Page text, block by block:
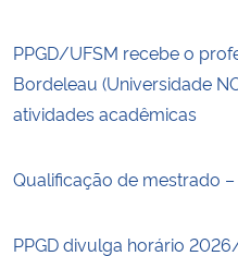
PPGD/UFSM recebe o
Bordeleau (Universidade
atividades acadêmicas
Qualificação de mestrado
PPGD divulga horário